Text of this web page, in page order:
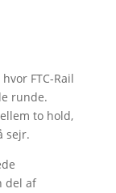
FTC-Rail
runde.
to hold,
sejr.
del af